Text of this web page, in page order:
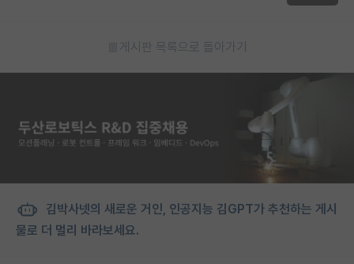
게시판 목록으로 돌아가기
김박사넷의 새로운 거인, 인공지능 김GPT가 추천하는 게시
물로 더 멀리 바라보세요.